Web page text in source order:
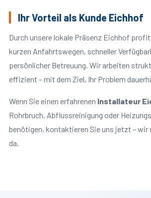
Ihr Vorteil als Kunde Eichhof
Durch unsere lokale Präsenz Eichhof
kurzen Anfahrtswegen, schneller
persönlicher Betreuung. Wir arbeiten
effizient – mit dem Ziel, Ihr Problem
Wenn Sie einen erfahrenen Installateur
Rohrbruch, Abflussreinigung oder
benötigen, kontaktieren Sie uns jetzt – wir
da.